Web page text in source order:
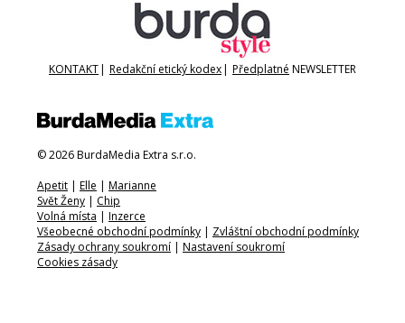
KONTAKT| Redakční etický kodex| Předplatné NEWSLETTER
© 2026 BurdaMedia Extra s.r.o.
Apetit | Elle | Marianne
Svět Ženy | Chip
Volná místa | Inzerce
Všeobecné obchodní podmínky | Zvláštní obchodní podmínky
Zásady ochrany soukromí | Nastavení soukromí
Cookies zásady